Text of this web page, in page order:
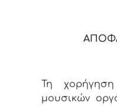
Τη χορήγηση
μουσικών